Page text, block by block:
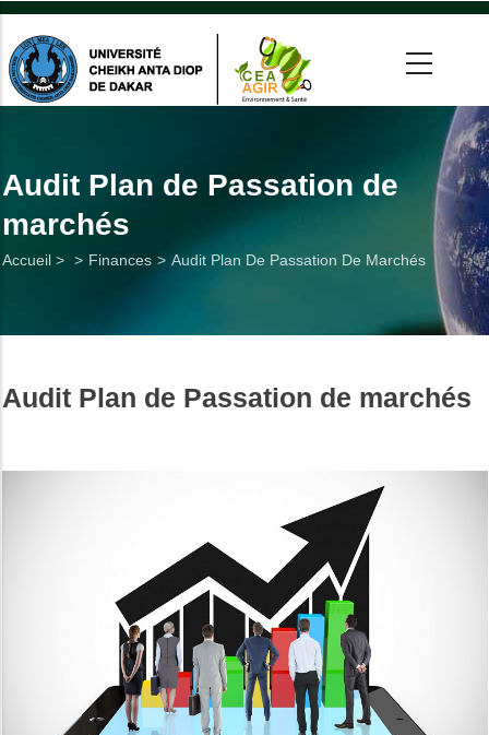
Aller
contenu
principal
Audit Plan de Passation de
marchés
Fil
Accueil > Finances Audit Plan De Passation De Marchés
Audit Plan de Passation de marchés